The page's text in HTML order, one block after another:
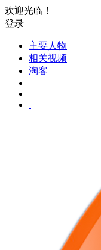
欢迎光临！
登录
主要人物
相关视频
淘客